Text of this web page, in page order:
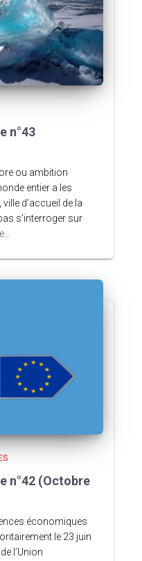
n°43
ou ambition
entier a les
d’accueil de la
s’interroger sur
n°42 (Octobre
économiques
le 23 juin
l’Union